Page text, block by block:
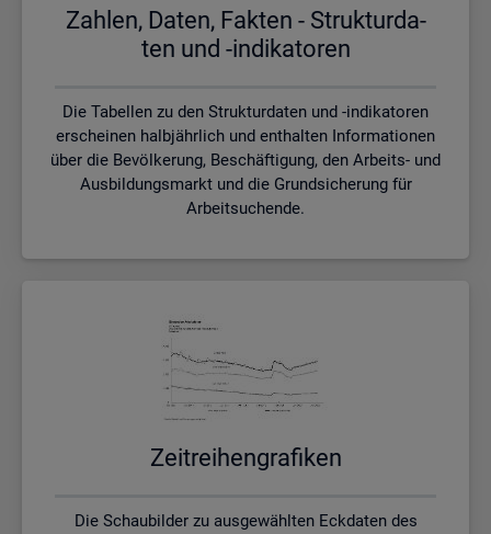
Zah­len, Daten, Fak­ten - Struk­tur­da­
ten und -in­di­ka­to­ren
Die Tabellen zu den Strukturdaten und -indikatoren
erscheinen halbjährlich und enthalten Informationen
über die Bevölkerung, Beschäftigung, den Arbeits- und
Ausbildungsmarkt und die Grundsicherung für
Arbeitsuchende.
Zeit­rei­hen­gra­fi­ken
Die Schaubilder zu ausgewählten Eckdaten des